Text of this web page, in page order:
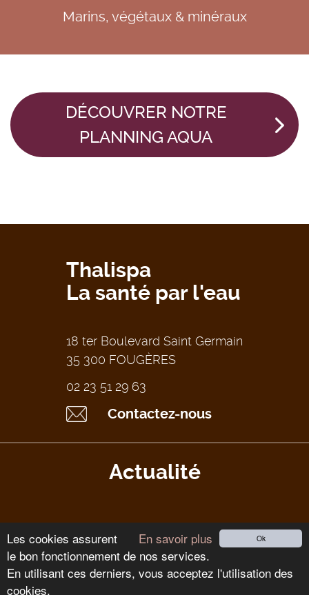
Ok
En savoir plus
Les cookies assurent
le bon fonctionnement de nos services.
En utilisant ces derniers, vous acceptez l'utilisation des
cookies.
Marins, végétaux & minéraux
DÉCOUVRER NOTRE
PLANNING AQUA
Thalispa
La santé par l'eau
18 ter Boulevard Saint Germain
35 300 FOUGÈRES
02 23 51 29 63
Contactez-nous
Actualité
Tous droits réservés Thalispa 2026- Mentions légales
Réalisation blue2i